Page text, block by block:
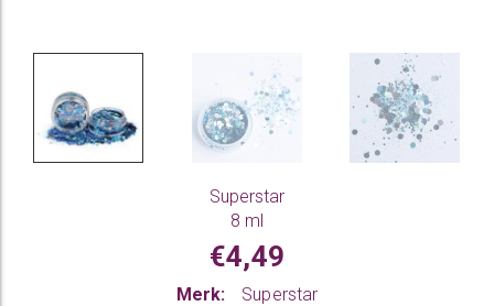
Superstar
8 ml
€4,49
Merk:
Superstar